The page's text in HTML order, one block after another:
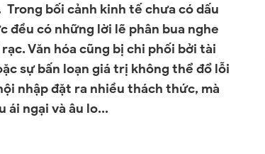
Trong bối cảnh kinh tế chưa có dấu
đều có những lời lẽ phân bua nghe
Văn hóa cũng bị chi phối bởi tài
sự bấn loạn giá trị không thể đổ lỗi
nhập đặt ra nhiều thách thức, mà
ái ngại và âu lo...